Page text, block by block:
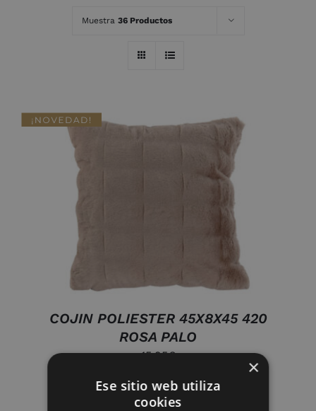
Muestra 36 Productos
DETALLES
COJIN POLIESTER 45X8X45 420
ROSA PALO
15.95€
×
Ese sitio web utiliza
cookies